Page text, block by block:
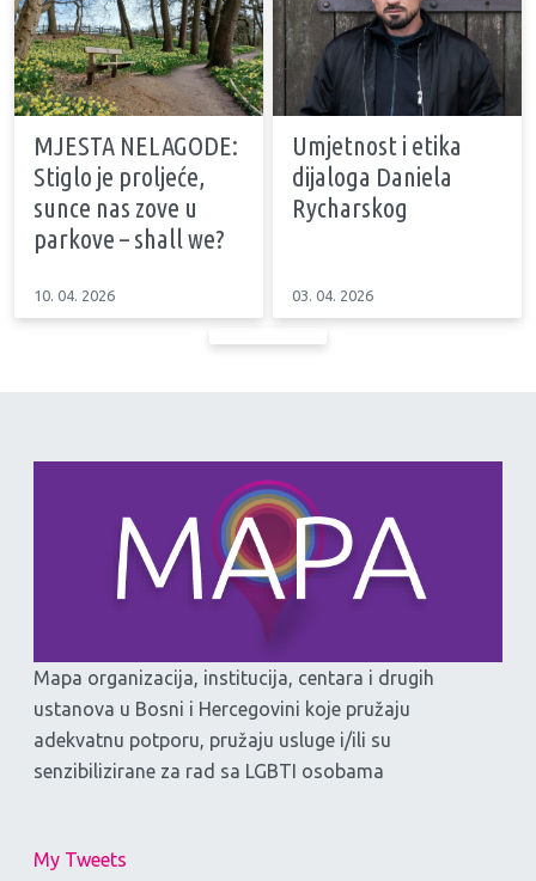
MJESTA NELAGODE:
Stiglo je proljeće,
sunce nas zove u
parkove – shall we?
10. 04. 2026
Umjetnost i etika
dijaloga Daniela
Rycharskog
03. 04. 2026
Mapa organizacija, institucija, centara i drugih
ustanova u Bosni i Hercegovini koje pružaju
adekvatnu potporu, pružaju usluge i/ili su
senzibilizirane za rad sa LGBTI osobama
My Tweets